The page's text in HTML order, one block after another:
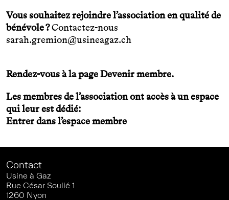
Vous souhaitez rejoindre l’association en qualité de
bénévole ?Contactez-nous
sarah.gremion@usineagaz.ch
Rendez-vous à la pageDevenir membre.
Les membres de l’association ont accès à un espace
qui leur est dédié:
Entrer dans l’espace membre
Contact
Usine à Gaz
Rue César Soulié 1
1260 Nyon